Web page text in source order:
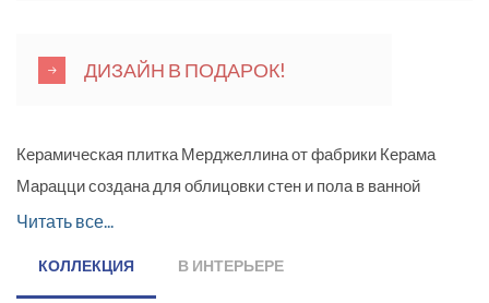
ДИЗАЙН В ПОДАРОК!
Керамическая плитка Мерджеллина от фабрики Керама
Марацци создана для облицовки стен и пола в ванной
комнате, и в прямом смысле позволит купаться в роскоши,
стилизована под природный мрамор бежевого и коричневого
Читать все...
КОЛЛЕКЦИЯ В ИНТЕРЬЕРЕ